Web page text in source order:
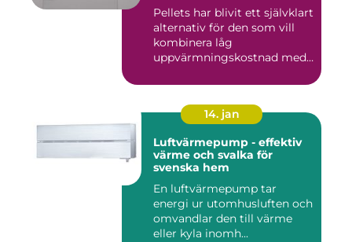
Pellets har blivit ett självklart
alternativ för den som vill
kombinera låg
uppvärmningskostnad med
14. jan
Luftvärmepump - effektiv
värme och svalka för
svenska hem
En luftvärmepump tar
energi ur utomhusluften och
omvandlar den till värme
eller kyla inomh...